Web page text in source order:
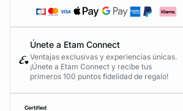
Únete a Etam Connect
Ventajas exclusivas y experiencias únicas.
¡Únete a Etam Connect y recibe tus
primeros 100 puntos fidelidad de regalo!